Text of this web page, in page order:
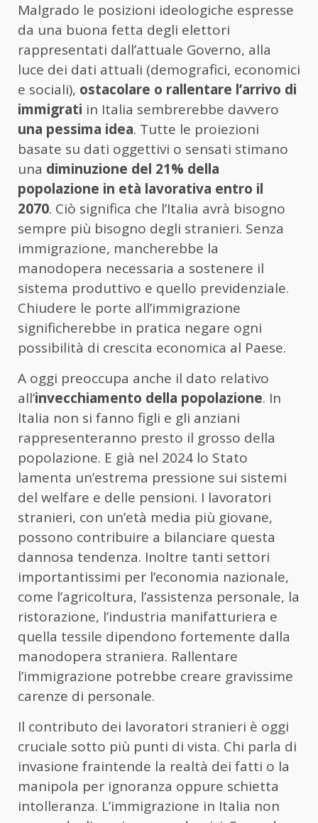
Malgrado le posizioni ideologiche espresse
da una buona fetta degli elettori
rappresentati dall’attuale Governo, alla
luce dei dati attuali (demografici, economici
e sociali), ostacolare o rallentare l’arrivo di
immigrati in Italia sembrerebbe davvero
una pessima idea. Tutte le proiezioni
basate su dati oggettivi o sensati stimano
una diminuzione del 21% della
popolazione in età lavorativa entro il
2070. Ciò significa che l’Italia avrà bisogno
sempre più bisogno degli stranieri. Senza
immigrazione, mancherebbe la
manodopera necessaria a sostenere il
sistema produttivo e quello previdenziale.
Chiudere le porte all’immigrazione
significherebbe in pratica negare ogni
possibilità di crescita economica al Paese.
A oggi preoccupa anche il dato relativo
all’invecchiamento della popolazione. In
Italia non si fanno figli e gli anziani
rappresenteranno presto il grosso della
popolazione. E già nel 2024 lo Stato
lamenta un’estrema pressione sui sistemi
del welfare e delle pensioni. I lavoratori
stranieri, con un’età media più giovane,
possono contribuire a bilanciare questa
dannosa tendenza. Inoltre tanti settori
importantissimi per l’economia nazionale,
come l’agricoltura, l’assistenza personale, la
ristorazione, l’industria manifatturiera e
quella tessile dipendono fortemente dalla
manodopera straniera. Rallentare
l’immigrazione potrebbe creare gravissime
carenze di personale.
Il contributo dei lavoratori stranieri è oggi
cruciale sotto più punti di vista. Chi parla di
invasione fraintende la realtà dei fatti o la
manipola per ignoranza oppure schietta
intolleranza. L’immigrazione in Italia non